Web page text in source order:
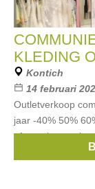
KLEDING
Kontich
14 februari
Outletverkoop
jaar -40% 50%
afspraak te